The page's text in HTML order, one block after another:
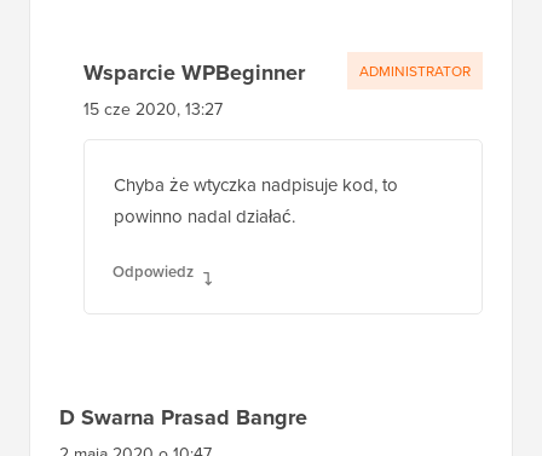
Wsparcie WPBeginner
15 cze 2020, 13:27
Chyba że wtyczka nadpisuje kod, to
powinno nadal działać.
Odpowiedz
ADMINISTRATOR
D Swarna Prasad Bangre